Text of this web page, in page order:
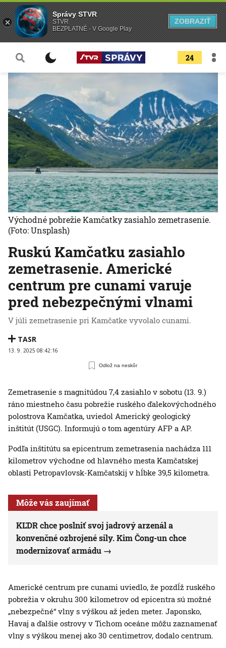
24
Ruskú Kamčatku zasiahlo
zemetrasenie. Americké
centrum pre cunami varuje
pred nebezpečnými vlnami
V júli zemetrasenie pri Kamčatke vyvolalo cunami.
TASR
13. 9. 2025 08:42:16
Odlož na neskôr
Východné pobrežie Kamčatky zasiahlo zemetrasenie.
(Foto: Unsplash)
Zemetrasenie s magnitúdou 7,4 zasiahlo v sobotu (13. 9.)
ráno miestneho času pobrežie ruského ďalekovýchodného
polostrova Kamčatka, uviedol Americký geologický
inštitút (USGC). Informujú o tom agentúry AFP a AP.
Podľa inštitútu sa epicentrum zemetrasenia nachádza 111
kilometrov východne od hlavného mesta Kamčatskej
oblasti Petropavlovsk-Kamčatskij v hĺbke 39,5 kilometra.
Môže vás zaujímať
KĽDR chce poslniť svoj jadrový arzenál a
konvenčné ozbrojené sily. Kim Čong-un chce
modernizovať armádu
Americké centrum pre cunami uviedlo, že pozdĺž ruského
pobrežia v okruhu 300 kilometrov od epicentra sú možné
„nebezpečné“ vlny s výškou až jeden meter. Japonsko,
Havaj a ďalšie ostrovy v Tichom oceáne môžu zaznamenať
vlny s výškou menej ako 30 centimetrov, dodalo centrum.
Správy STVR
STVR
BEZPLATNÉ - V Google Play
ZOBRAZIŤ